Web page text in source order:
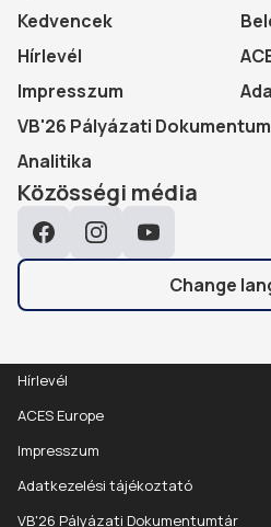
Kedvencek
Hírlevél
Impresszum
VB'26 Pályázati
Analitika
Közösségi média
FacebookInstagramYouTube
Change
Hírlevél
ACES Europe
Impresszum
Adatkezelési tájékoztató
VB'26 Pályázati Dokumentumtár